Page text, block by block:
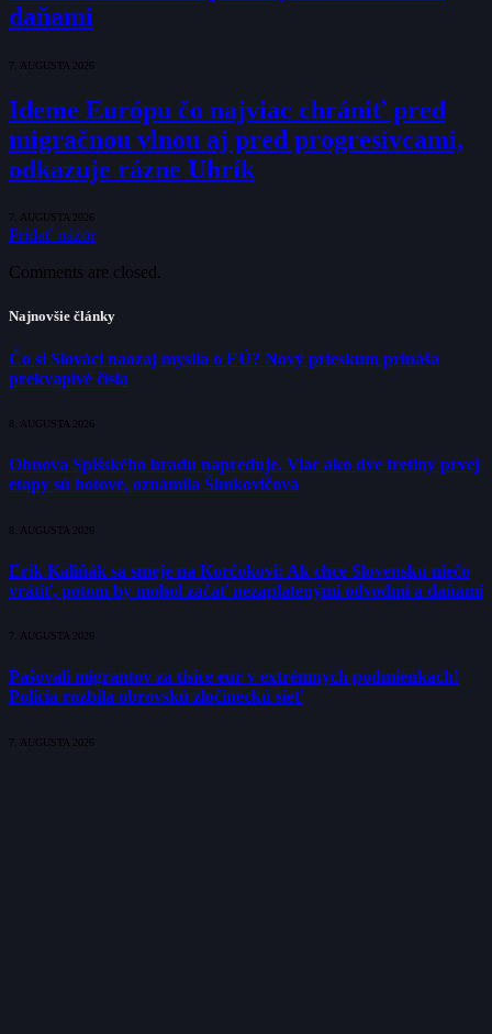
daňami
7. AUGUSTA 2026
Ideme Európu čo najviac chrániť pred
migračnou vlnou aj pred progresívcami,
odkazuje rázne Uhrík
7. AUGUSTA 2026
Pridať názor
Comments are closed.
Najnovšie články
Čo si Slováci naozaj myslia o EÚ? Nový prieskum prináša
prekvapivé čísla
8. AUGUSTA 2026
Obnova Spišského hradu napreduje. Viac ako dve tretiny prvej
etapy sú hotové, oznámila Šimkovičová
8. AUGUSTA 2026
Erik Kaliňák sa smeje na Korčokovi: Ak chce Slovensku niečo
vrátiť, potom by mohol začať nezaplatenými odvodmi a daňami
7. AUGUSTA 2026
Pašovali migrantov za tisíce eur v extrémnych podmienkach!
Polícia rozbila obrovskú zločineckú sieť
7. AUGUSTA 2026